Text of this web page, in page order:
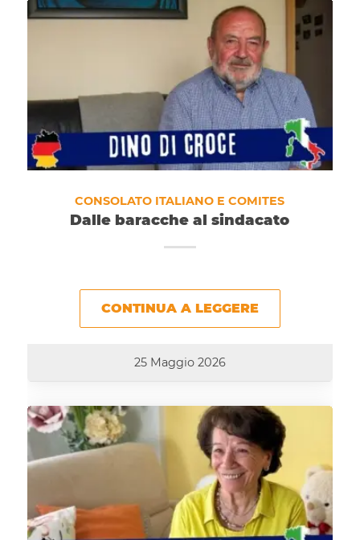
CONSOLATO ITALIANO E COMITES
Dalle baracche al sindacato
CONTINUA A LEGGERE
25 Maggio 2026